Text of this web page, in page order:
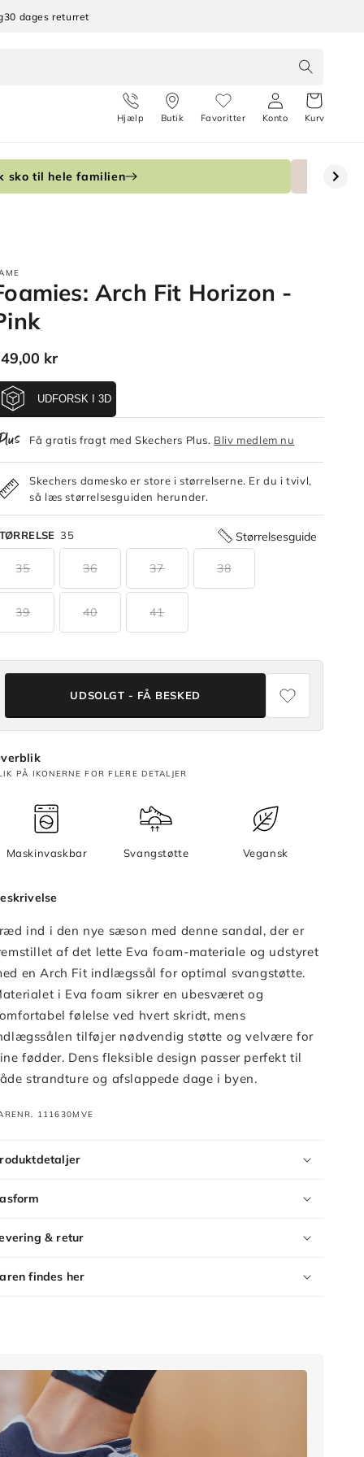
30 dages returret
Hjælp Butik Favoritter Konto Kurv
sko til hele familien
Arch Fit Horizon -
kr
Få gratis fragt med Skechers Plus. Bliv medlem nu
Skechers damesko er store i størrelserne. Er du i tvivl,
så læs størrelsesguiden herunder.
35 Størrelsesguide
35 36 37 38
39 40 41
UDSOLGT - FÅ BESKED
PÅ IKONERNE FOR FLERE DETALJER
Maskinvaskbar Svangstøtte Vegansk
ind i den nye sæson med denne sandal, der er
af det lette Eva foam-materiale og udstyret
en Arch Fit indlægssål for optimal svangstøtte.
i Eva foam sikrer en ubesværet og
følelse ved hvert skridt, mens
tilføjer nødvendig støtte og velvære for
fødder. Dens fleksible design passer perfekt til
strandture og afslappede dage i byen.
111630MVE
& retur
findes her